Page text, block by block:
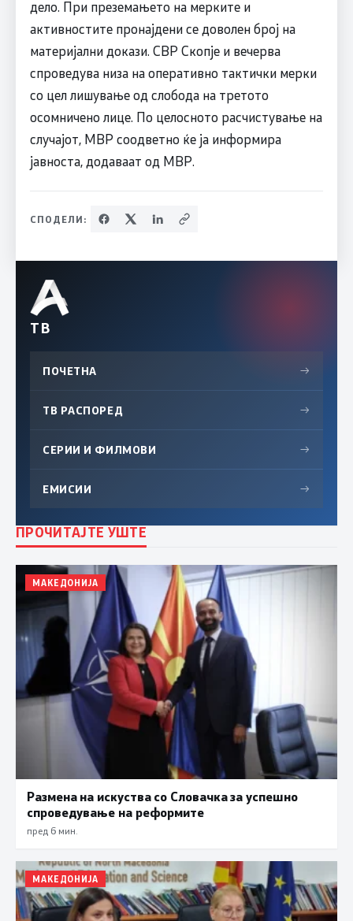
дело. При преземањето на мерките и
активностите пронајдени се доволен број на
материјални докази. СВР Скопје и вечерва
спроведува низа на оперативно тактички мерки
со цел лишување од слобода на третото
осомничено лице. По целосното расчистување на
случајот, МВР соодветно ќе ја информира
јавноста, додаваат од МВР.
СПОДЕЛИ:
ТВ
ПОЧЕТНА →
ТВ РАСПОРЕД →
СЕРИИ И ФИЛМОВИ →
ЕМИСИИ →
ПРОЧИТАЈТЕ УШТЕ
МАКЕДОНИЈА
Размена на искуства со Словачка за успешно
спроведување на реформите
пред 6 мин.
МАКЕДОНИЈА